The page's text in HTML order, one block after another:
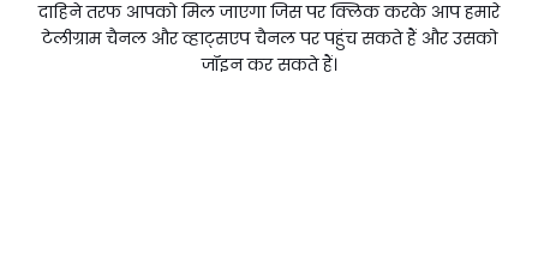
दाहिने तरफ आपको मिल जाएगा जिस पर क्लिक करके आप हमारे
टेलीग्राम चैनल और व्हाट्सएप चैनल पर पहुंच सकते हैं और उसको
जॉइन कर सकते हैं।